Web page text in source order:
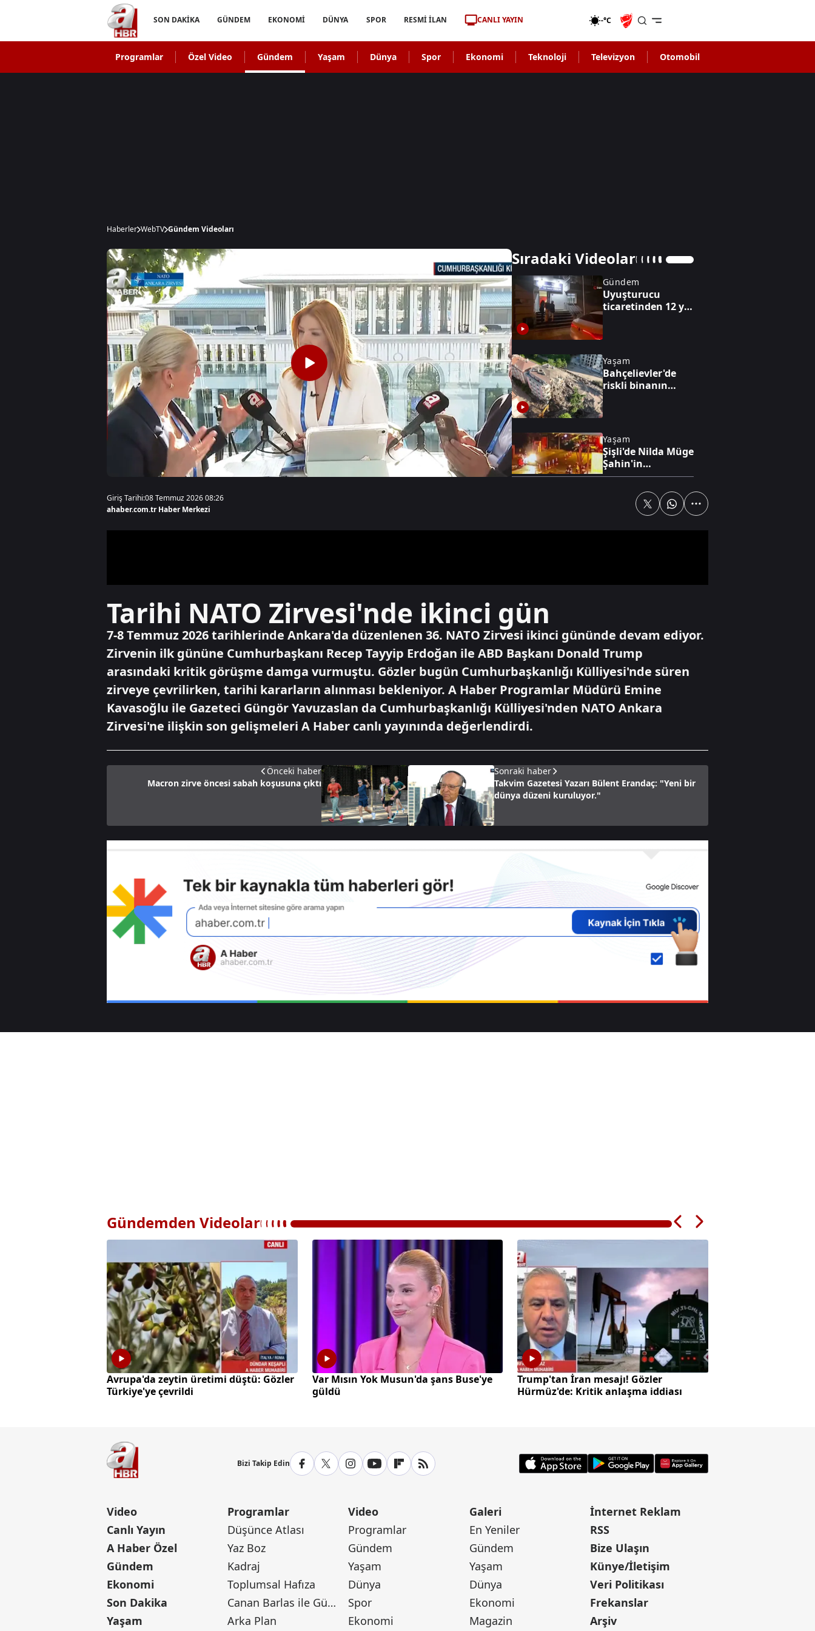
SON DAKİKA GÜNDEM EKONOMİ DÜNYA SPOR RESMİ İLAN CANLI YAYIN -°C
Programlar Özel Video Gündem Yaşam Dünya Spor Ekonomi Teknoloji Televizyon Otomobil
Haberler WebTV Gündem Videoları
Sıradaki Videolar
Gündem
Uyuşturucu
ticaretinden 12 yıl
Yaşam
Bahçelievler'de
riskli binanın
Yaşam
Şişli'de Nilda Müge
Şahin'in
öldürüldüğü
kamerası
görüntüleri ortaya
SpaceX roketi Ay'a
anı kamerada
Yaşam
Seyir halindeki
alev yandı
Giriş Tarihi:08 Temmuz 2026 08:26
ahaber.com.tr Haber Merkezi
Tarihi NATO Zirvesi'nde ikinci gün
7-8 Temmuz 2026 tarihlerinde Ankara'da düzenlenen 36. NATO Zirvesi ikinci gününde devam ediyor.
Zirvenin ilk gününe Cumhurbaşkanı Recep Tayyip Erdoğan ile ABD Başkanı Donald Trump
arasındaki kritik görüşme damga vurmuştu. Gözler bugün Cumhurbaşkanlığı Külliyesi'nde süren
zirveye çevrilirken, tarihi kararların alınması bekleniyor. A Haber Programlar Müdürü Emine
Kavasoğlu ile Gazeteci Güngör Yavuzaslan da Cumhurbaşkanlığı Külliyesi'nden NATO Ankara
Zirvesi'ne ilişkin son gelişmeleri A Haber canlı yayınında değerlendirdi.
Önceki haber
Macron zirve öncesi sabah koşusuna çıktı
Sonraki haber
Takvim Gazetesi Yazarı Bülent Erandaç: "Yeni bir
dünya düzeni kuruluyor."
Gündemden Videolar
Avrupa'da zeytin üretimi düştü: Gözler
Türkiye'ye çevrildi
Var Mısın Yok Musun'da şans Buse'ye
güldü
Trump'tan İran mesajı! Gözler
Hürmüz'de: Kritik anlaşma iddiası
Bizi Takip Edin
Video
Canlı Yayın
A Haber Özel
Gündem
Ekonomi
Son Dakika
Yaşam
Programlar
Düşünce Atlası
Yaz Boz
Kadraj
Toplumsal Hafıza
Canan Barlas ile Gündem
Arka Plan
Video
Programlar
Gündem
Yaşam
Dünya
Spor
Ekonomi
Galeri
En Yeniler
Gündem
Yaşam
Dünya
Ekonomi
Magazin
İnternet Reklam
RSS
Bize Ulaşın
Künye/İletişim
Veri Politikası
Frekanslar
Arşiv